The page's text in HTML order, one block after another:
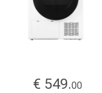
€ 549.00